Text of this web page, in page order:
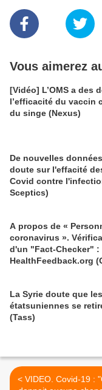
Vous aimerez
[Vidéo] L’OMS a des
l’efficacité du vaccin
du singe (Nexus)
De nouvelles
doute sur l'effacité
Covid contre
Sceptics)
A propos de « Personne n'est mort du
coronavirus ».
d'un "Fact-Checker" :
HealthFeedback.org
La Syrie doute que
étatsuniennes se
(Tass)
< VIDEO. Covid-19 : "On ne